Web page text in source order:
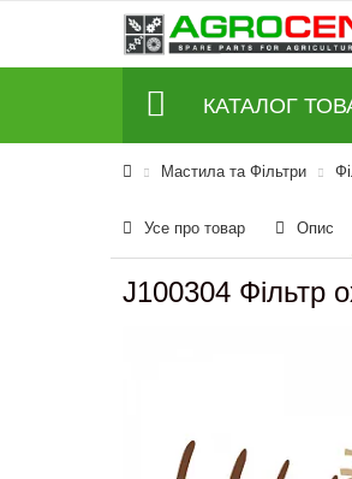
КАТАЛОГ
Мастила та Фільтри
Усе про товар Опис
J100304 Фільтр